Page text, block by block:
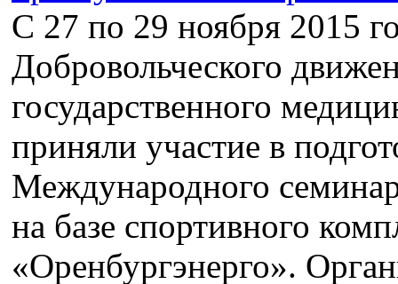
С 27 по 29 ноября 2015
Добровольческого
государственного
приняли участие в
Международного
на базе спортивного
«Оренбургэнерго».